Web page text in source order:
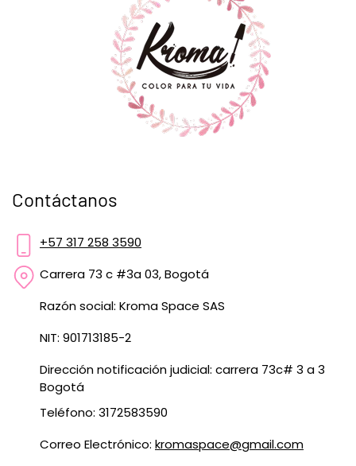
Contáctanos
+57 317 258 3590
Carrera 73 c #3a 03, Bogotá
Razón social: Kroma Space SAS
NIT: 901713185-2
Dirección notificación judicial: carrera 73c# 3 a 3
Bogotá
Teléfono: 3172583590
Correo Electrónico: kromaspace@gmail.com